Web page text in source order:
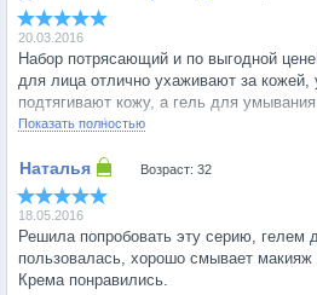
20.03.2016
Набор потрясающий и по выгодной
для лица отлично ухаживают за
подтягивают кожу, а гель для
сушит кожу!
Показать полностью
Возраст: 32
18.05.2016
Решила попробовать эту серию, гелем
пользовалась, хорошо смывает
Крема понравились.